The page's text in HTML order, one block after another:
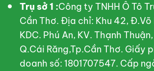
Trụ sở 1 :Công ty TNHH Ô Tô
Cần Thơ. Địa chỉ: Khu 42, Đ.Võ
KDC. Phú An, KV. Thạnh
Q.Cái Răng,Tp.Cần Thơ. Giấy
doanh số: 1801707547. Cấp